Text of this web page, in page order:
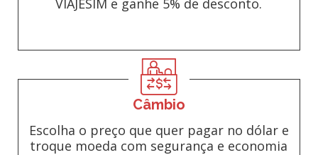
VIAJESIM e ganhe 5% de desconto.
Câmbio
Escolha o preço que quer pagar no dólar e
troque moeda com segurança e economia